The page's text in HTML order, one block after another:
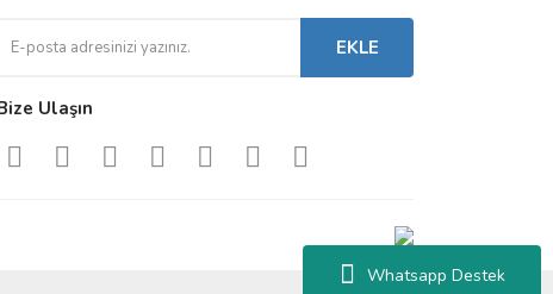
Whatsapp Destek
EKLE
Ulaşın